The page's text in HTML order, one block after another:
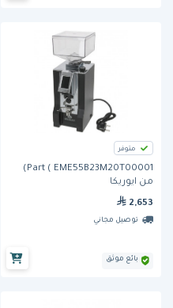
متوفر
Part ( EME55B23M20T00001)
من ايوريكا
2,653
توصيل مجاني
بائع موثق